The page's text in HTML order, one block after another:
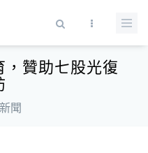
贊助七股光復
聞